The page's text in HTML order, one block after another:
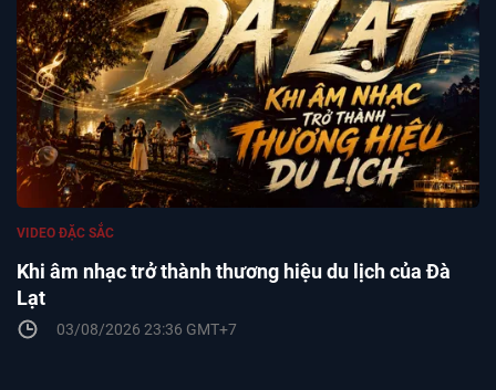
Khi âm nhạc trở thành thương hiệu du lịch của Đà
Lạt
VIDEO ĐẶC SẮC
03/08/2026 23:36 GMT+7